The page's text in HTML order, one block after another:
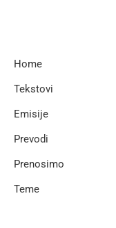
Home
Tekstovi
Emisije
Prevodi
Prenosimo
Teme